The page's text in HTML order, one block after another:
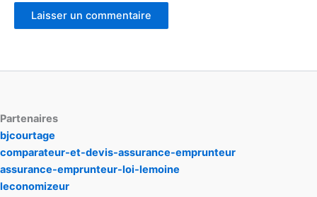
Partenaires
bjcourtage
comparateur-et-devis-assurance-emprunteur
assurance-emprunteur-loi-lemoine
leconomizeur